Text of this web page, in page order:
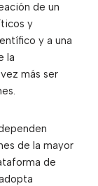
de un
y
y a una
la
más ser
de la mayor
de